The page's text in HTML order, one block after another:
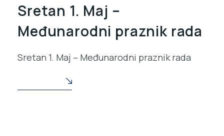
Sretan 1. Maj –
Međunarodni praznik rada
Sretan 1. Maj – Međunarodni praznik rada